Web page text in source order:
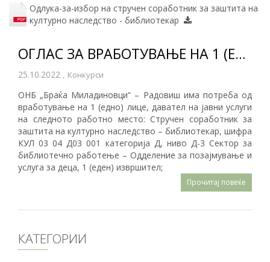
Одлука-за-избор на стручен соработник за заштита на
културно наследство - библиотекар
ОГЛАС ЗА ВРАБОТУВАЊЕ НА 1 (ЕДНО) ЛИЦЕ - БИБЛИОТЕКАР
25.10.2022 , Конкурси
ОНБ „Браќа Миладиновци“ – Радовиш има потреба од
вработување на 1 (едно) лице, давател на јавни услуги
на следното работно место: Стручен соработник за
заштита на културно наследство – библиотекар, шифра
КУЛ 03 04 Д03 001 категорија Д, ниво Д-3 Сектор за
библиотечно работење – Одделение за позајмување и
услуга за деца, 1 (еден) извршител;
Прочитај повеќе
КАТЕГОРИИ